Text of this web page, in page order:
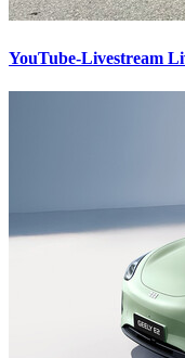
YouTube-Livestream